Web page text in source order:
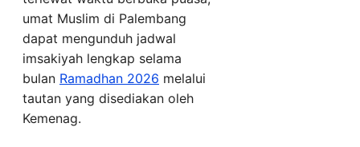
umat Muslim di Palembang
dapat mengunduh jadwal
imsakiyah lengkap selama
bulan Ramadhan 2026 melalui
tautan yang disediakan oleh
Kemenag.